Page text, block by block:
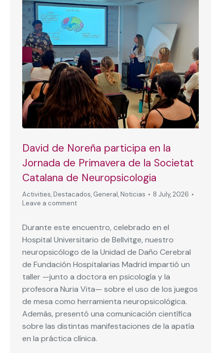
David de Noreña participa en la
Jornada de Primavera de la Societat
Catalana de Neuropsicologia
Activities, Destacados, General, Noticias
8 July, 2026
Leave a comment
Durante este encuentro, celebrado en el
Hospital Universitario de Bellvitge, nuestro
neuropsicólogo de la Unidad de Daño Cerebral
de Fundación Hospitalarias Madrid impartió un
taller —junto a doctora en psicología y la
profesora Nuria Vita— sobre el uso de los juegos
de mesa como herramienta neuropsicológica.
Además, presentó una comunicación científica
sobre las distintas manifestaciones de la apatía
en la práctica clínica.